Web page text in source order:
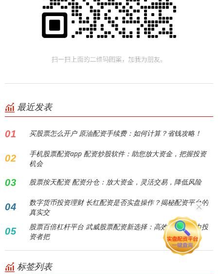
最近发表
01 买股票怎么开户 原油配资手续费：如何计算？省钱攻略！
02
手机股票配资app 配资炒股软件：助您放大资金，把握投资
机会
03 股票按天配资 配资分仓：放大资金，灵活交易，降低风险
04
数字货币投资理财 长红配资是否实盘操作？揭秘配资平台的
真实交
05
股票百倍杠杆平台 武威股票配资新选择：高效融资，助力投
资者把
标签列表